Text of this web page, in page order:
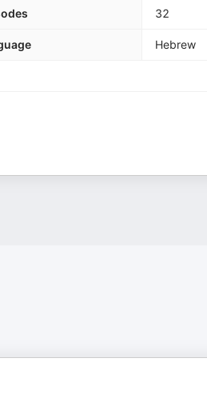
32
Hebrew